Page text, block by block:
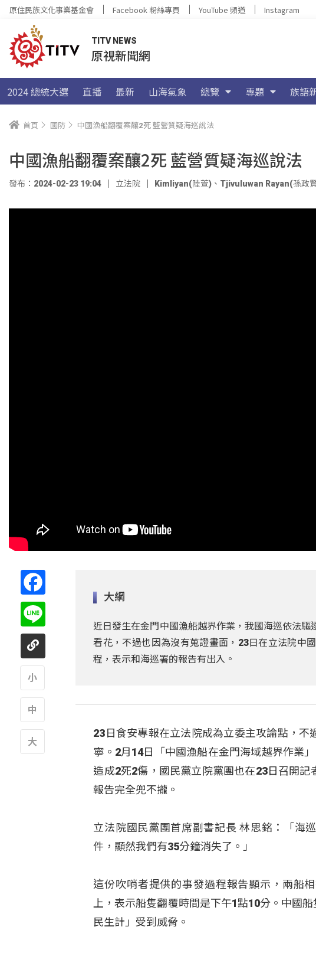
原住民族文化事業基金會 Facebook 粉絲專頁 YouTube 頻道 Instagram
TITV NEWS
原視新聞網
2024 總統大選 直播 最新 山海氣象 總覽 專題 族語
首頁 國防 中國漁船翻覆案釀2死 藍營質疑海巡說法
中國漁船翻覆案釀2死 藍營質疑海巡說法
發布：2024-02-23 19:04 立法院 Kimliyan(陸萱) 、 Tjivuluwan Rayan(孫政
大綱
近日發生在金門中國漁船越界作業，我國海巡依法
看花，不過也因為沒有蒐證畫面，23日在立法院中
程，表示和海巡署的報告有出入。
23日食安專報在立法院成為立委主攻論點，
寧。2月14日「中國漁船在金門海域越界作業
造成2死2傷，國民黨立院黨團也在23日召開
報告完全兜不攏。
立法院國民黨團首席副書記長 林思銘：「海
件，顯然我們有35分鐘消失了。」
這份吹哨者提供的事發過程報告顯示，兩船
上，表示船隻翻覆時間是下午1點10分。中國
民生計」受到威脅。